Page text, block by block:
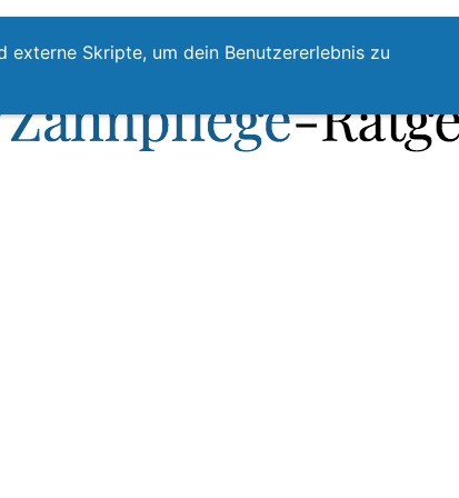
Skripte, um dein Benutzererlebnis zu